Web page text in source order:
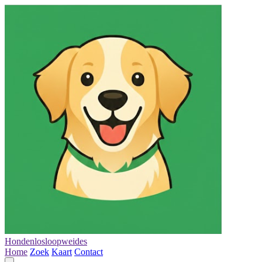
Hondenlosloopweides
Home Zoek Kaart Contact